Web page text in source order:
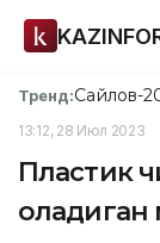
Тренд:Сайлов-
13:12, 28 Июл 2023
Пластик